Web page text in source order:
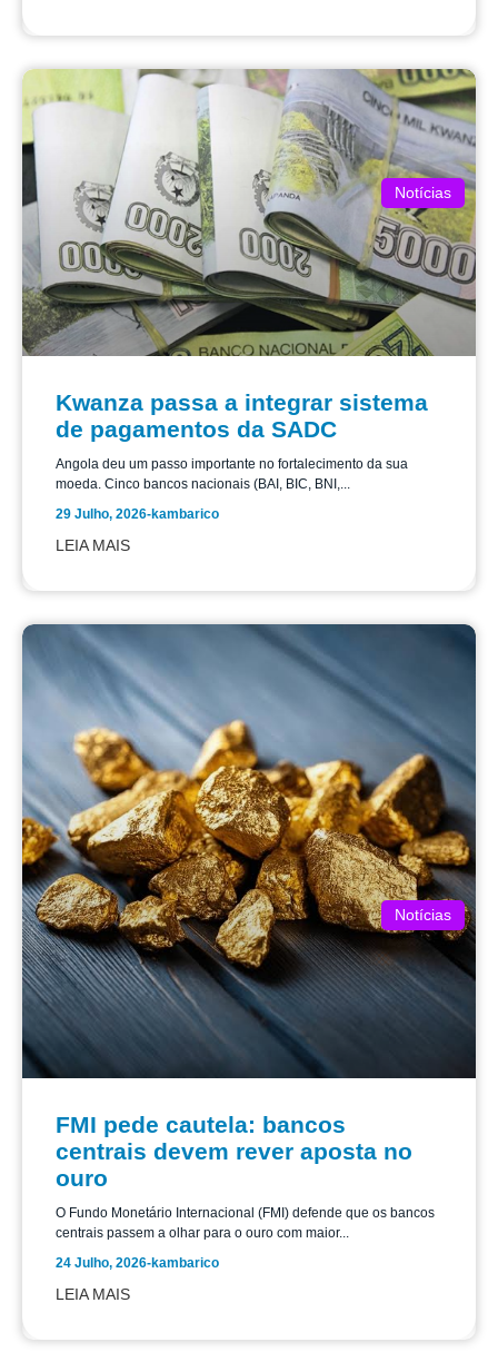
Notícias
Kwanza passa a integrar sistema
de pagamentos da SADC
Angola deu um passo importante no fortalecimento da sua
moeda. Cinco bancos nacionais (BAI, BIC, BNI,...
29 Julho, 2026-kambarico
LEIA MAIS
Notícias
FMI pede cautela: bancos
centrais devem rever aposta no
ouro
O Fundo Monetário Internacional (FMI) defende que os bancos
centrais passem a olhar para o ouro com maior...
24 Julho, 2026-kambarico
LEIA MAIS